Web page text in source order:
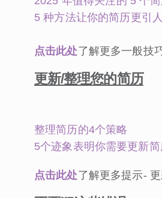
5 种方法让你的简历更引
点击此处了解更多一般技
更新/整理您的简历
整理简历的4个策略
5个迹象表明你需要更新简
点击此处了解更多提示-